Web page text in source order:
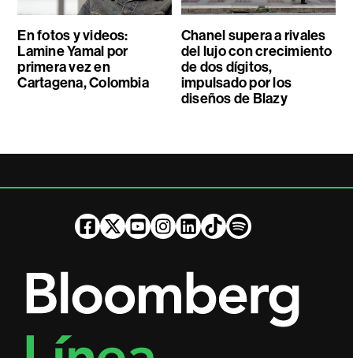
En fotos y videos:
Lamine Yamal por
primera vez en
Cartagena, Colombia
Chanel supera a rivales
del lujo con crecimiento
de dos dígitos,
impulsado por los
diseños de Blazy